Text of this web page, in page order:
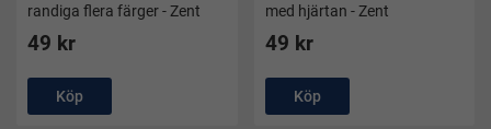
randiga flera färger - Zent
49 kr
Köp
med hjärtan - Zent
49 kr
Köp